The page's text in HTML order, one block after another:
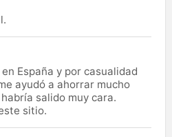
España y por casualidad
ayudó a ahorrar mucho
salido muy cara.
sitio.